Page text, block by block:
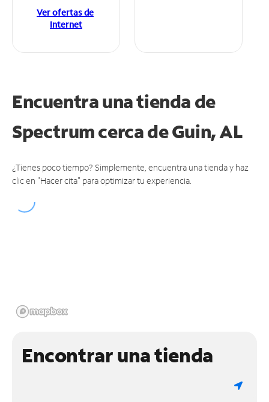
Ver ofertas de
Internet
Encuentra una tienda de
Spectrumcerca de Guin, AL
¿Tienes poco tiempo? Simplemente, encuentra una tienda y haz
clic en "Hacer cita" para optimizar tu experiencia.
Encontrar una tienda